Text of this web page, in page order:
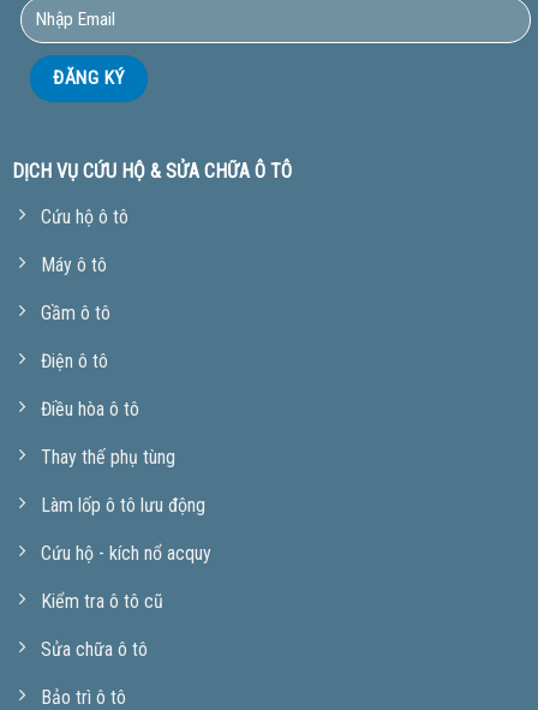
DỊCH VỤ CỨU HỘ & SỬA CHỮA Ô TÔ
Cứu hộ ô tô
Máy ô tô
Gầm ô tô
Điện ô tô
Điều hòa ô tô
Thay thế phụ tùng
Làm lốp ô tô lưu động
Cứu hộ - kích nổ acquy
Kiểm tra ô tô cũ
Sửa chữa ô tô
Bảo trì ô tô